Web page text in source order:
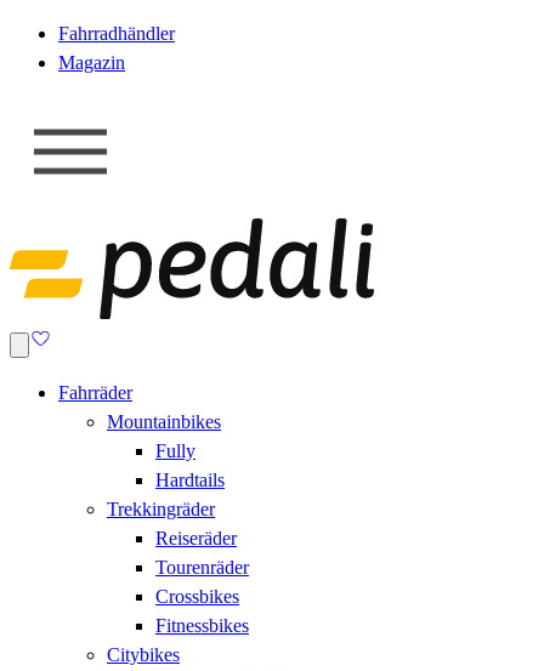
Fahrradhändler
Magazin
Fahrräder
Mountainbikes
Fully
Hardtails
Trekkingräder
Reiseräder
Tourenräder
Crossbikes
Fitnessbikes
Citybikes